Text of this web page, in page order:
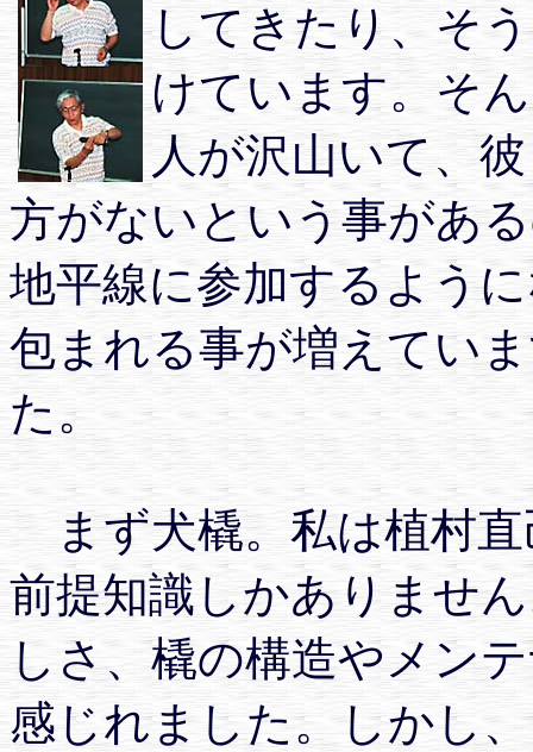
してきたり、そ
けています。そ
人が沢山いて、
方がないという事があ
地平線に参加するよう
包まれる事が増えてい
た。
まず犬橇。私は植村直
前提知識しかありませ
しさ、橇の構造やメン
感じれました。しかし